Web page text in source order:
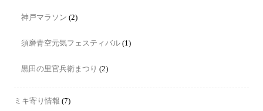
神戸マラソン (2)
須磨青空元気フェスティバル (1)
黒田の里官兵衛まつり (2)
ミキ寄り情報 (7)